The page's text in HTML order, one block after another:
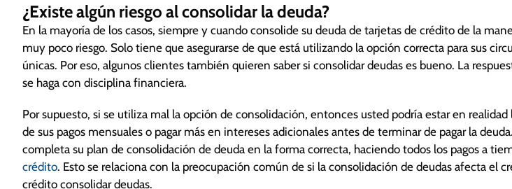
Hay varias formas de consolidar sus deudas de tarjetas de crédito, por cuenta propia o con
profesional. No importa qué método utilice para consolidar, si lo hace de la manera correcta,
impacto significativo en su puntaje de crédito.
Ahora bien, la consolidación hecha por cuenta propia, como las tarjetas de trasferencia de
préstamos de consolidación, implican mayores riesgos a su crédito, ya que usted está
nuevo para pagar su deuda.
En un programa de manejo de deudas como el de Consolidated Credit, usted obtiene
para negociar la tasa de interés que cobran los acreedores para reducirlas y consolidar sus
pago mensual, su crédito se mantendrá y puede subir con el tiempo ya que el programa no
¿Existe algún riesgo al consolidar la deuda?
En la mayoría de los casos, siempre y cuando consolide su deuda de tarjetas de crédito de la
muy poco riesgo. Solo tiene que asegurarse de que está utilizando la opción correcta para sus
únicas. Por eso, algunos clientes también quieren saber si consolidar deudas es bueno. La
se haga con disciplina financiera.
Por supuesto, si se utiliza mal la opción de consolidación, entonces usted podría estar en
de sus pagos mensuales o pagar más en intereses adicionales antes de terminar de pagar la
completa su plan de consolidación de deuda en la forma correcta, haciendo todos los pagos a
crédito. Esto se relaciona con la preocupación común de si la consolidación de deudas afecta el
crédito consolidar deudas.